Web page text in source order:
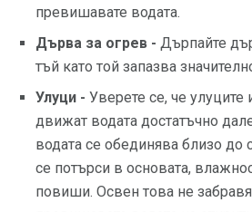
превишавате водата.
Дърва за огрев - Дърпайте
тъй като той запазва
Улуци - Уверете се, че улуците
движат водата достатъчно
водата се обединява близо до
се потърси в основата,
повиши. Освен това не